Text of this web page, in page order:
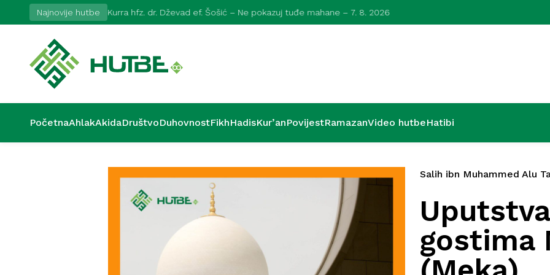
Najnovije hutbe Kurra hfz. dr. Dževad ef. Šošić – Ne pokazuj tuđe mahane – 7. 8. 2026 Kurra hfz.
PočetnaAhlakAkidaDruštvoDuhovnostFikhHadisKur’anPovijestRamazanVideo hutbeHatibi
Salih ibn Muhammed Alu
gostima